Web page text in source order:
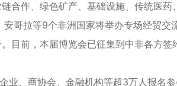
作、绿色矿产、基础设施、传统医药
哥拉等9个非洲国家将举办专场经贸交
前，本届博览会已征集到中非各方签
、商协会、金融机构等超3万人报名参